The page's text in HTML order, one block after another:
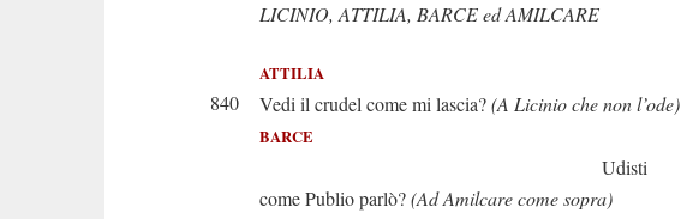
LICINIO, ATTILIA, BARCE ed AMILCARE
ATTILIA
840 Vedi il crudel come mi lascia?(A Licinio che non l’ode)
BARCE
Udisti
come Publio parlò?(Ad Amilcare come sopra)